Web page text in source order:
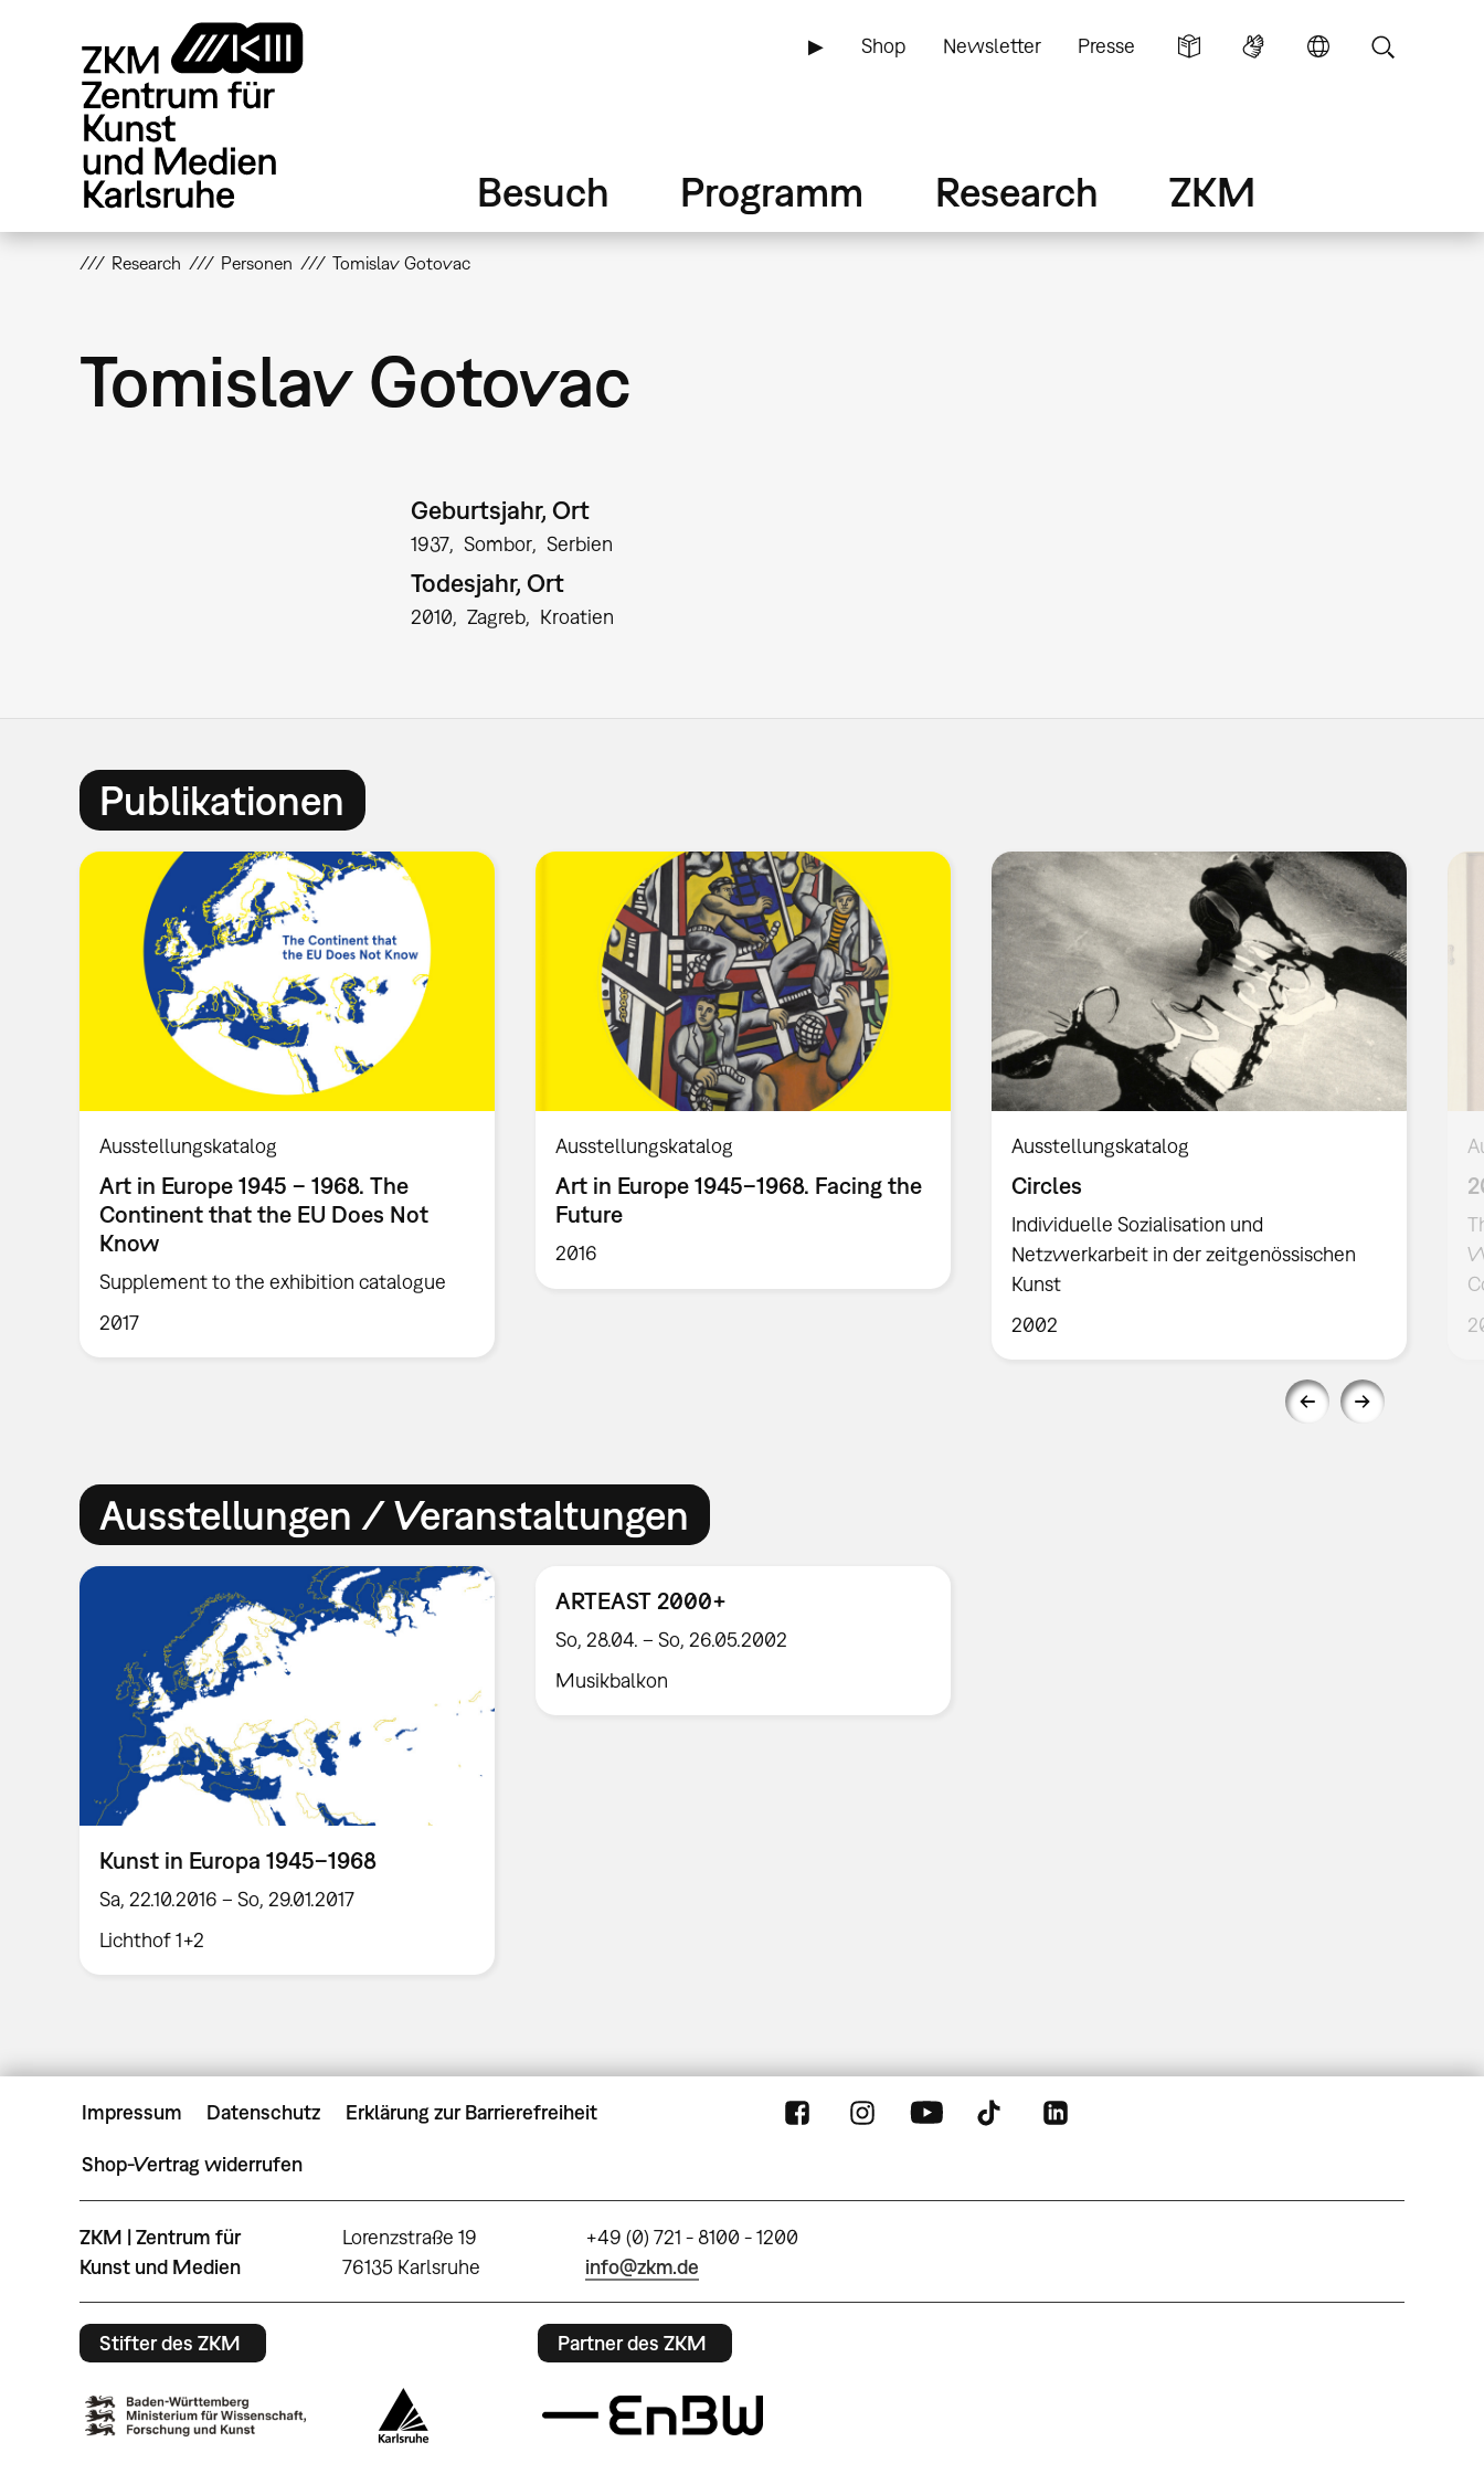
▶ Shop Newsletter Presse
Besuch Programm Research ZKM
Research Personen Tomislav Gotovac
Tomislav Gotovac
Geburtsjahr, Ort
1937 Sombor Serbien
Todesjahr, Ort
2010 Zagreb Kroatien
Publikationen
Ausstellungskatalog
Art in Europe 1945 – 1968. The
Continent that the EU Does Not
Know
Supplement to the exhibition catalogue
2017
Ausstellungskatalog
Art in Europe 1945–1968. Facing the
Future
2016
Ausstellungskatalog
Circles
Individuelle Sozialisation und
Netzwerkarbeit in der zeitgenössischen
Kunst
2002
Ausstellungen / Veranstaltungen
Kunst in Europa 1945–1968
Sa, 22.10.2016 – So, 29.01.2017
Lichthof 1+2
ARTEAST 2000+
So, 28.04. – So, 26.05.2002
Musikbalkon
Impressum Datenschutz Erklärung zur Barrierefreiheit
Shop-Vertrag widerrufen
ZKM | Zentrum für
Kunst und Medien
Lorenzstraße 19
76135 Karlsruhe
+49 (0) 721 - 8100 - 1200
info@zkm.de
Stifter des ZKM Partner des ZKM